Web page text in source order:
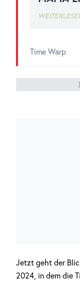
Time Warp
Jetzt geht der
2024, in dem die